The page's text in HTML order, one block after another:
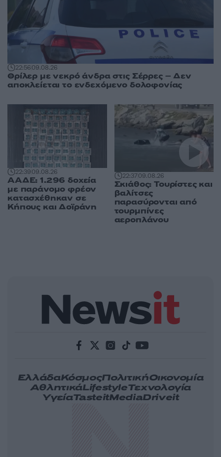
22:5609.08.26
Θρίλερ με νεκρό άνδρα στις Σέρρες – Δεν
αποκλείεται το ενδεχόμενο δολοφονίας
22:3909.08.26
ΑΑΔΕ: 1.296 δοχεία
με παράνομο φρέον
κατασχέθηκαν σε
Κήπους και Δοϊράνη
22:3709.08.26
Σκιάθος: Τουρίστες και
βαλίτσες
παρασύρονται από
τουρμπίνες
αεροπλάνου
ΕλλάδαΚόσμοςΠολιτικήΟικονομία
ΑθλητικάLifestyleΤεχνολογία
ΥγείαTasteitMediaDriveit